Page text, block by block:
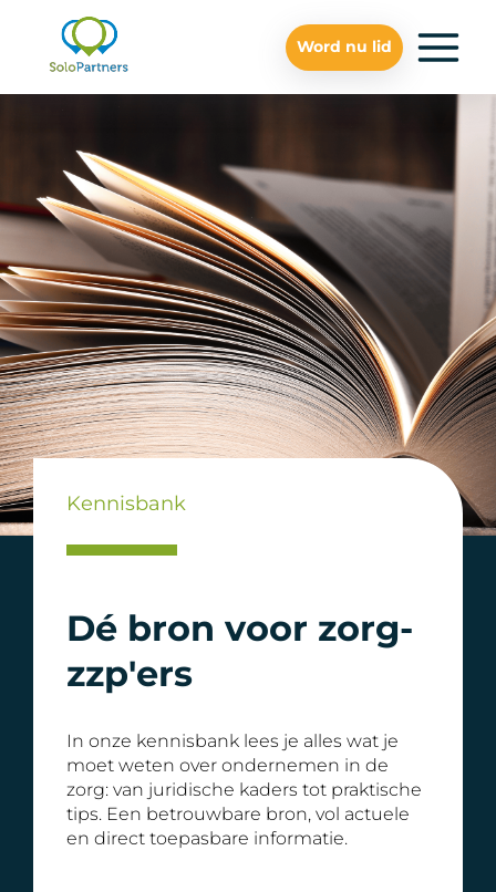
Word nu lid
Kennisbank
Dé bron voor zorg-
zzp'ers
In onze kennisbank lees je alles wat je
moet weten over ondernemen in de
zorg: van juridische kaders tot praktische
tips. Een betrouwbare bron, vol actuele
en direct toepasbare informatie.